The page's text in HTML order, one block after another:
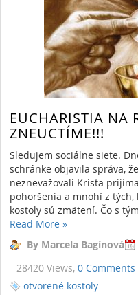
EUCHARISTIA NA
ZNEUCTÍME!!!
Sledujem sociálne siete.
schránke objavila správa,
neznevažovali Krista
pohoršenia a mnohí z
kostoly sú zmätení. Čo s
Read More »
By Marcela Bagínová
28420 Views, 0 Comments
otvorené kostoly